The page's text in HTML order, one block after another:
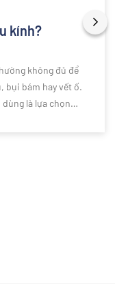
kính?
không đủ để
bụi bám hay vết ố.
là lựa chọn